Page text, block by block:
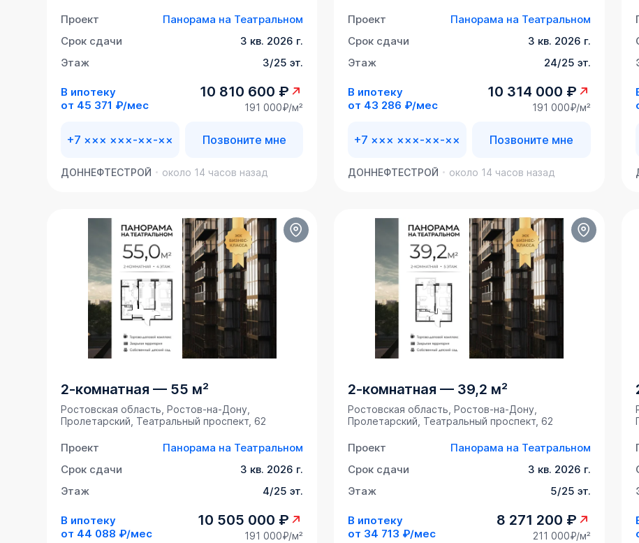
Проект
Панорама на Театральном
Срок сдачи
3 кв. 2026 г.
Этаж
3/25 эт.
В ипотеку
от 45 371 ₽/мес
10 810 600 ₽
191 000₽/м²
+7 ××× ×××-××-×× Позвоните мне
ДОННЕФТЕСТРОЙ около 14 часов назад
Проект
Панорама на Театральном
Срок сдачи
3 кв. 2026 г.
Этаж
24/25 эт.
В ипотеку
от 43 286 ₽/мес
10 314 000 ₽
191 000₽/м²
+7 ××× ×××-××-×× Позвоните мне
ДОННЕФТЕСТРОЙ около 14 часов назад
2-комнатная — 55 м²
Ростовская область, Ростов-на-Дону,
Пролетарский, Театральный проспект, 62
Проект
Панорама на Театральном
Срок сдачи
3 кв. 2026 г.
Этаж
4/25 эт.
В ипотеку
от 44 088 ₽/мес
10 505 000 ₽
191 000₽/м²
2-комнатная — 39,2 м²
Ростовская область, Ростов-на-Дону,
Пролетарский, Театральный проспект, 62
Проект
Панорама на Театральном
Срок сдачи
3 кв. 2026 г.
Этаж
5/25 эт.
В ипотеку
от 34 713 ₽/мес
8 271 200 ₽
211 000₽/м²